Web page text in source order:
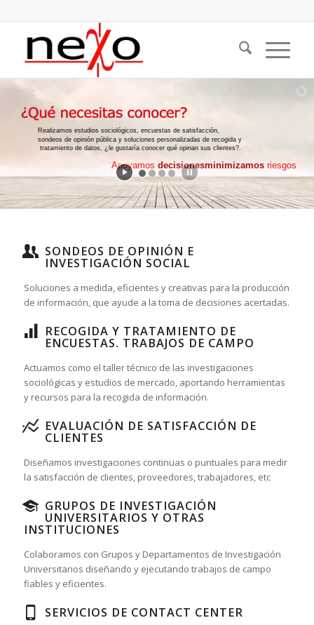
tratamiento de datos, ¿le gustaría conocer qué opinan sus clientes?.
sondeos de opinión pública y soluciones personalizadas de recogida y
Apoyamos decisionesminimizamos riesgos
Realizamos estudios sociológicos, encuestas de satisfacción,
SONDEOS DE OPINIÓN E
INVESTIGACIÓN SOCIAL
Soluciones a medida, eficientes y creativas para la producción
de información, que ayude a la toma de decisiones acertadas.
RECOGIDA Y TRATAMIENTO DE
ENCUESTAS. TRABAJOS DE CAMPO
Actuamos como el taller técnico de las investigaciones
sociológicas y estudios de mercado, aportando herramientas
y recursos para la recogida de información.
EVALUACIÓN DE SATISFACCIÓN DE
CLIENTES
Diseñamos investigaciones continuas o puntuales para medir
la satisfacción de clientes, proveedores, trabajadores, etc
GRUPOS DE INVESTIGACIÓN
UNIVERSITARIOS Y OTRAS
INSTITUCIONES
Colaboramos con Grupos y Departamentos de Investigación
Universitarios diseñando y ejecutando trabajos de campo
fiables y eficientes.
SERVICIOS DE CONTACT CENTER